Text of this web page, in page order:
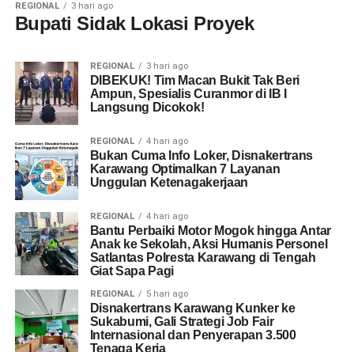
REGIONAL 3 hari ago
Bupati Sidak Lokasi Proyek
REGIONAL 3 hari ago
DIBEKUK! Tim Macan Bukit Tak Beri
Ampun, Spesialis Curanmor di IB I
Langsung Dicokok!
REGIONAL 4 hari ago
Bukan Cuma Info Loker, Disnakertrans
Karawang Optimalkan 7 Layanan
Unggulan Ketenagakerjaan
REGIONAL 4 hari ago
Bantu Perbaiki Motor Mogok hingga Antar
Anak ke Sekolah, Aksi Humanis Personel
Satlantas Polresta Karawang di Tengah
Giat Sapa Pagi
REGIONAL 5 hari ago
Disnakertrans Karawang Kunker ke
Sukabumi, Gali Strategi Job Fair
Internasional dan Penyerapan 3.500
Tenaga Kerja